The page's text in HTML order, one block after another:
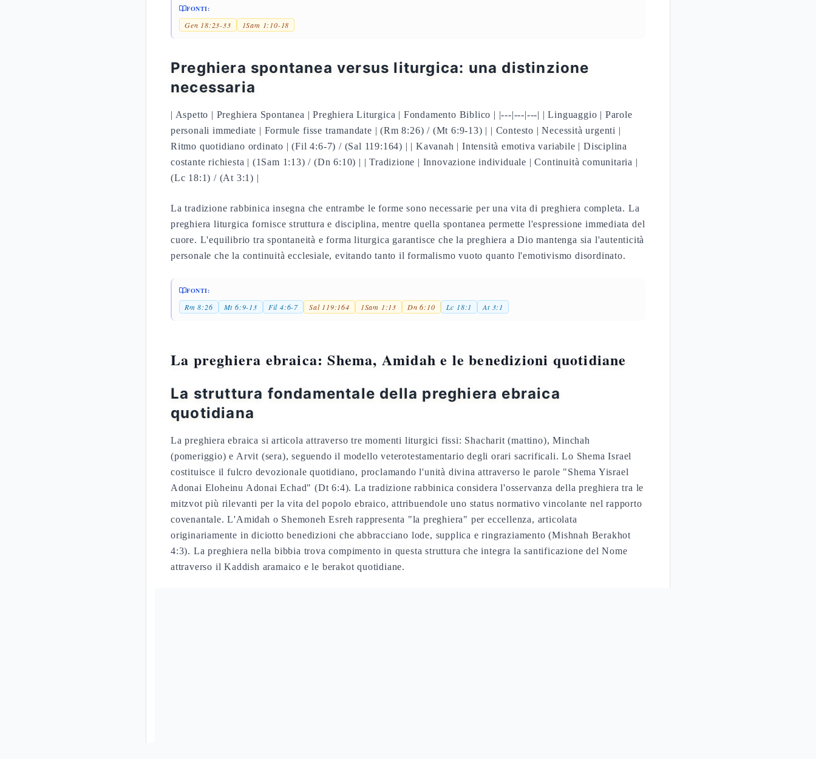
FONTI:
Gen 18:23-33 1Sam 1:10-18
Preghiera spontanea versus liturgica: una distinzione
necessaria
| Aspetto | Preghiera Spontanea | Preghiera Liturgica | Fondamento Biblico | |---|---|---| | Linguaggio | Parole
personali immediate | Formule fisse tramandate | (Rm 8:26) / (Mt 6:9-13) | | Contesto | Necessità urgenti |
Ritmo quotidiano ordinato | (Fil 4:6-7) / (Sal 119:164) | | Kavanah | Intensità emotiva variabile | Disciplina
costante richiesta | (1Sam 1:13) / (Dn 6:10) | | Tradizione | Innovazione individuale | Continuità comunitaria |
(Lc 18:1) / (At 3:1) |
La tradizione rabbinica insegna che entrambe le forme sono necessarie per una vita di preghiera completa. La
preghiera liturgica fornisce struttura e disciplina, mentre quella spontanea permette l'espressione immediata del
cuore. L'equilibrio tra spontaneità e forma liturgica garantisce che la preghiera a Dio mantenga sia l'autenticità
personale che la continuità ecclesiale, evitando tanto il formalismo vuoto quanto l'emotivismo disordinato.
FONTI:
Rm 8:26 Mt 6:9-13 Fil 4:6-7 Sal 119:164 1Sam 1:13 Dn 6:10 Lc 18:1 At 3:1
La preghiera ebraica: Shema, Amidah e le benedizioni quotidiane
La struttura fondamentale della preghiera ebraica
quotidiana
La preghiera ebraica si articola attraverso tre momenti liturgici fissi: Shacharit (mattino), Minchah
(pomeriggio) e Arvit (sera), seguendo il modello veterotestamentario degli orari sacrificali. Lo Shema Israel
costituisce il fulcro devozionale quotidiano, proclamando l'unità divina attraverso le parole "Shema Yisrael
Adonai Eloheinu Adonai Echad" (Dt 6:4). La tradizione rabbinica considera l'osservanza della preghiera tra le
mitzvot più rilevanti per la vita del popolo ebraico, attribuendole uno status normativo vincolante nel rapporto
covenantale. L'Amidah o Shemoneh Esreh rappresenta "la preghiera" per eccellenza, articolata
originariamente in diciotto benedizioni che abbracciano lode, supplica e ringraziamento (Mishnah Berakhot
4:3). La preghiera nella bibbia trova compimento in questa struttura che integra la santificazione del Nome
attraverso il Kaddish aramaico e le berakot quotidiane.